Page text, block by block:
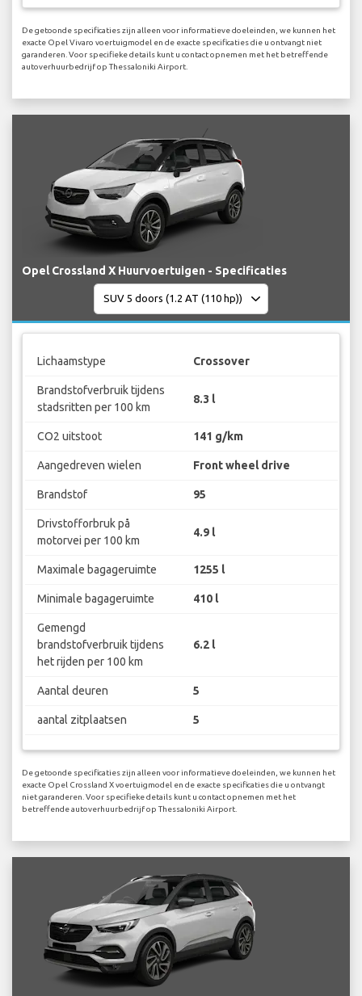
De getoonde specificaties zijn alleen voor informatieve doeleinden, we kunnen het
exacte Opel Vivaro voertuigmodel en de exacte specificaties die u ontvangt niet
garanderen. Voor specifieke details kunt u contact opnemen met het betreffende
autoverhuurbedrijf op Thessaloniki Airport.
Opel Crossland X Huurvoertuigen - Specificaties
Lichaamstype Crossover
Brandstofverbruik tijdens
stadsritten per 100 km
8.3 l
CO2 uitstoot 141 g/km
Aangedreven wielen Front wheel drive
Brandstof 95
Drivstofforbruk på
motorvei per 100 km
4.9 l
Maximale bagageruimte 1255 l
Minimale bagageruimte 410 l
Gemengd
brandstofverbruik tijdens
het rijden per 100 km
6.2 l
Aantal deuren 5
aantal zitplaatsen 5
De getoonde specificaties zijn alleen voor informatieve doeleinden, we kunnen het
exacte Opel Crossland X voertuigmodel en de exacte specificaties die u ontvangt
niet garanderen. Voor specifieke details kunt u contact opnemen met het
betreffende autoverhuurbedrijf op Thessaloniki Airport.